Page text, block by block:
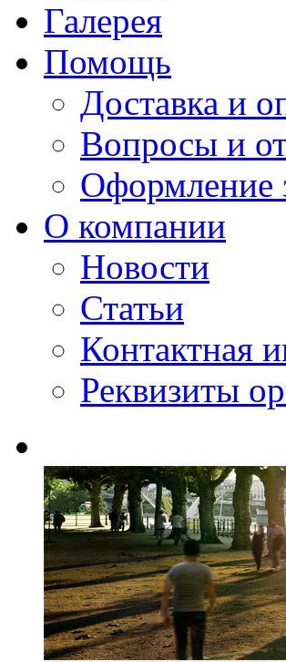
Галерея
Помощь
Доставка и
Вопросы и
Оформление
О компании
Новости
Статьи
Контактная
Реквизиты